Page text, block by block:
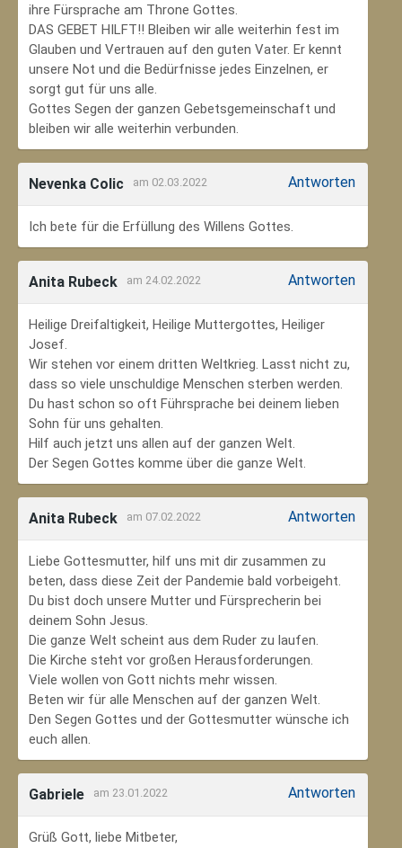
ihre Fürsprache am Throne Gottes.
DAS GEBET HILFT!! Bleiben wir alle weiterhin fest im
Glauben und Vertrauen auf den guten Vater. Er kennt
unsere Not und die Bedürfnisse jedes Einzelnen, er
sorgt gut für uns alle.
Gottes Segen der ganzen Gebetsgemeinschaft und
bleiben wir alle weiterhin verbunden.
Nevenka Colic am 02.03.2022 Antworten
Ich bete für die Erfüllung des Willens Gottes.
Anita Rubeck am 24.02.2022 Antworten
Heilige Dreifaltigkeit, Heilige Muttergottes, Heiliger
Josef.
Wir stehen vor einem dritten Weltkrieg. Lasst nicht zu,
dass so viele unschuldige Menschen sterben werden.
Du hast schon so oft Führsprache bei deinem lieben
Sohn für uns gehalten.
Hilf auch jetzt uns allen auf der ganzen Welt.
Der Segen Gottes komme über die ganze Welt.
Anita Rubeck am 07.02.2022 Antworten
Liebe Gottesmutter, hilf uns mit dir zusammen zu
beten, dass diese Zeit der Pandemie bald vorbeigeht.
Du bist doch unsere Mutter und Fürsprecherin bei
deinem Sohn Jesus.
Die ganze Welt scheint aus dem Ruder zu laufen.
Die Kirche steht vor großen Herausforderungen.
Viele wollen von Gott nichts mehr wissen.
Beten wir für alle Menschen auf der ganzen Welt.
Den Segen Gottes und der Gottesmutter wünsche ich
euch allen.
Gabriele am 23.01.2022 Antworten
Grüß Gott, liebe Mitbeter,